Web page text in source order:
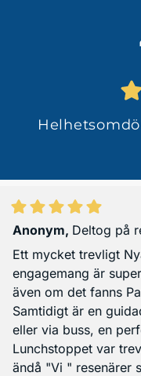
Anonym, Deltog på
Ett mycket trevligt
engagemang är
även om det fanns
Samtidigt är en
eller via buss, en
Lunchstoppet var
ändå "Vi " resenärer